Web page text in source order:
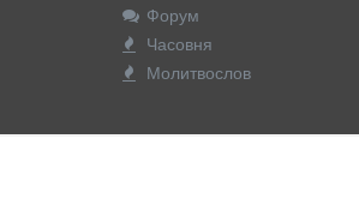
Форум
Часовня
Молитвослов